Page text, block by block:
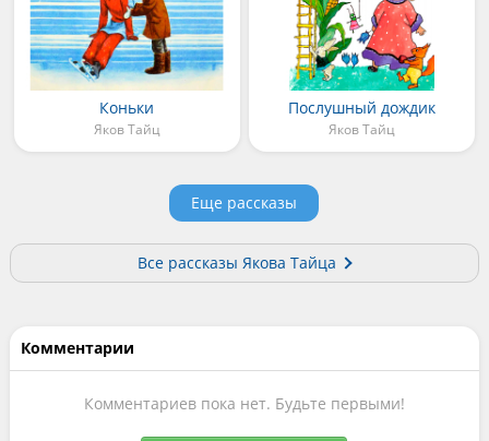
Коньки
Яков Тайц
Послушный дождик
Яков Тайц
Еще рассказы
Все рассказы Якова Тайца
Комментарии
Комментариев пока нет. Будьте первыми!